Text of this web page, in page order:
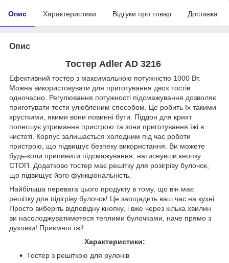
Опис Характеристики Відгуки про товар Доставка
Опис
Тостер Adler AD 3216
Ефективний тостер з максимальною потужністю 1000 Вт.
Можна використовувати для приготування двох тостів
одночасно. Регулювання потужності підсмажування дозволяє
приготувати тости улюбленим способом. Це робить їх такими
хрусткими, якими вони повинні бути. Піддон для крихт
полегшує утримання пристрою та зони приготування їжі в
чистоті. Корпус залишається холодним під час роботи
пристрою, що підвищує безпеку використання. Ви можете
будь-коли припинити підсмажування, натиснувши кнопку
СТОП. Додатково тостер має решітку для розігріву булочок,
що підвищує його функціональність.
Найбільша перевага цього продукту в тому, що він має
решітку для підігріву булочок! Це заощадить ваш час на кухні.
Просто виберіть відповідну кнопку, і вже через кілька хвилин
ви насолоджуватиметеся теплими булочками, наче прямо з
духовки! Приємної їжі!
Характеристики:
Тостер з решіткою для рулонів